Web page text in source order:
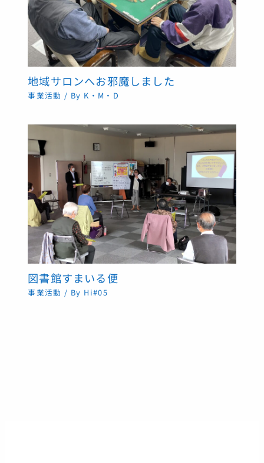
地域サロンへお邪魔しました
事業活動 / By K・M・D
図書館すまいる便
事業活動 / By Hi#05